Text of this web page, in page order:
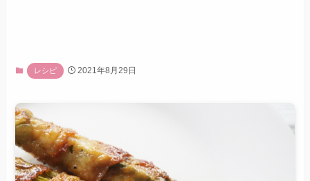
レシピ 2021年8月29日